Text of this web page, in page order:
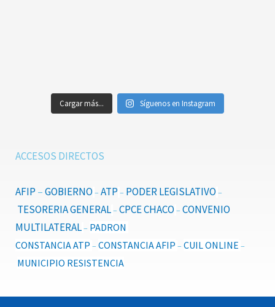
Cargar más... Síguenos en Instagram
ACCESOS DIRECTOS
AFIP–GOBIERNO – ATP– PODER LEGISLATIVO –
TESORERIA GENERAL– CPCE CHACO – CONVENIO
MULTILATERAL– PADRON
CONSTANCIA ATP – CONSTANCIA AFIP – CUIL ONLINE –
MUNICIPIO RESISTENCIA